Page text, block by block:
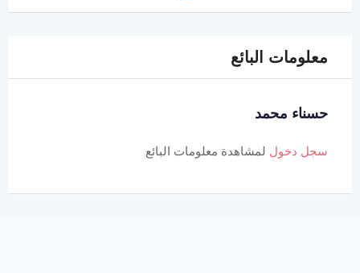
معلومات البائع
حسناء محمد
سجل دخول لمشاهدة معلومات البائع